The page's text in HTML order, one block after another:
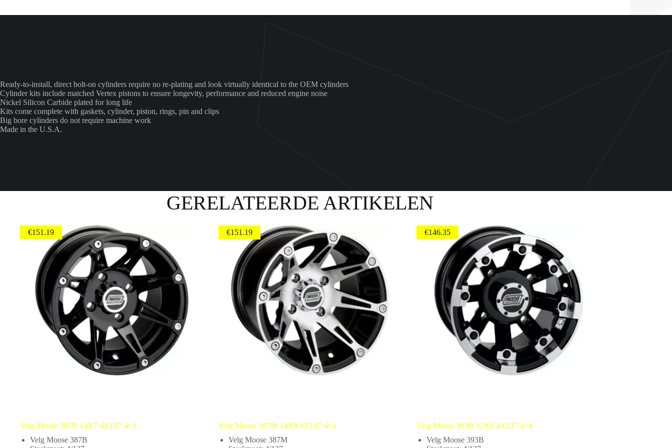
Ready-to-install, direct bolt-on cylinders require no re-plating and look virtually identical to the OEM cylinders
Cylinder kits include matched Vertex pistons to ensure longevity, performance and reduced engine noise
Nickel Silicon Carbide plated for long life
Kits come complete with gaskets, cylinder, piston, rings, pin and clips
Big bore cylinders do not require machine work
Made in the U.S.A.
GERELATEERDE ARTIKELEN
Velg Moose 387B 14X7 4X137 4+3
€151.19
Velg Moose 387B
Velg Moose 387M 14X8 4X137 4+4
€151.19
Velg Moose 387M
Velg Moose 393B 12X8 4X137 4+4
€146.35
Velg Moose 393B